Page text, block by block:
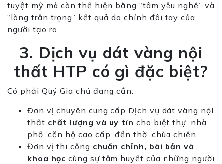
tuyệt mỹ mà còn thể hiện bằng “tâm yêu nghề” và
“lòng trân trọng” kết quả do chính đôi tay của
người tạo ra.
3. Dịch vụ dát vàng nội
thất HTP có gì đặc biệt?
Có phải Quý Gia chủ đang cần:
Đơn vị chuyên cung cấp Dịch vụ dát vàng nội
thất chất lượng và uy tín cho biệt thự, nhà
phố, căn hộ cao cấp, đền thờ, chùa chiền,…
Đơn vị thi công chuẩn chỉnh, bài bản và
khoa học cùng sự tâm huyết của những người